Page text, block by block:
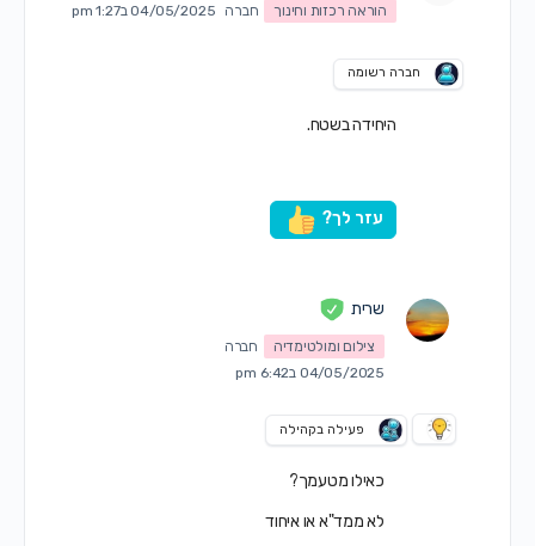
הוראה רכזות וחינוך חברה 04/05/2025 ב1:27 pm
חברה רשומה
היחידה בשטח.
עזר לך?
שרית
צילום ומולטימדיה
חברה
04/05/2025 ב6:42 pm
פעילה בקהילה
כאילו מטעמך?
לא ממד"א או איחוד